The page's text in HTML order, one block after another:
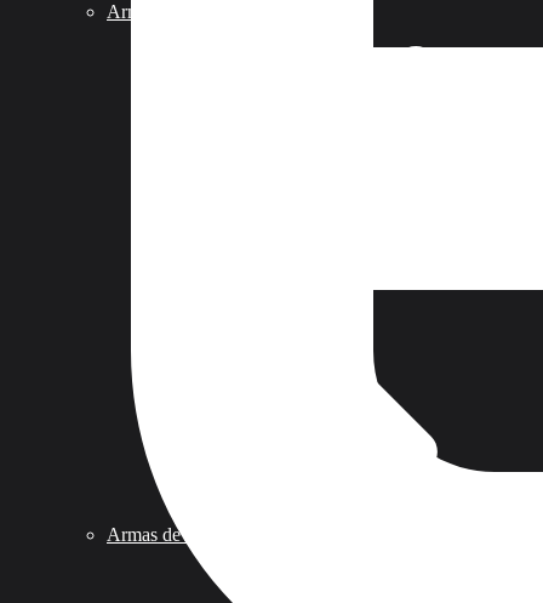
Armas de Aire Comprimido PCP
Armas de Aire Competicion